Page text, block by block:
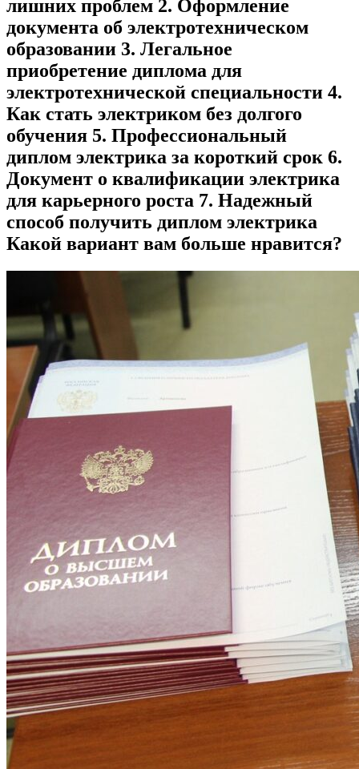
лишних проблем 2. Оформление
документа об электротехническом
образовании 3. Легальное
приобретение диплома для
электротехнической специальности 4.
Как стать электриком без долгого
обучения 5. Профессиональный
диплом электрика за короткий срок 6.
Документ о квалификации электрика
для карьерного роста 7. Надежный
способ получить диплом электрика
Какой вариант вам больше нравится?